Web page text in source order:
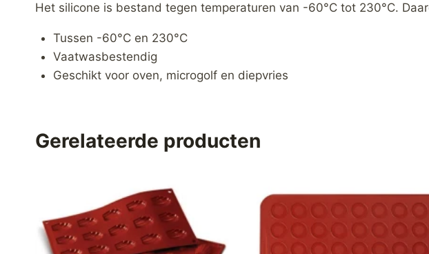
Het silicone is bestand tegen temperaturen van -60°C tot 230°C.
Tussen -60°C en 230°C
Vaatwasbestendig
Geschikt voor oven, microgolf en diepvries
Gerelateerde producten